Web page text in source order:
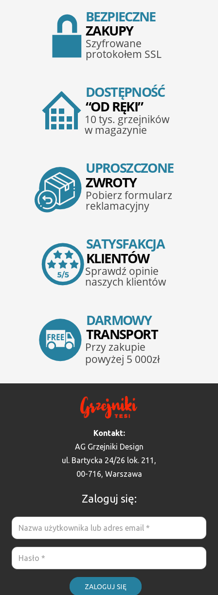
Kontakt:
AG Grzejniki Design
ul. Bartycka 24/26 lok. 211,
00-716, Warszawa
Zaloguj się:
ZALOGUJ SIĘ